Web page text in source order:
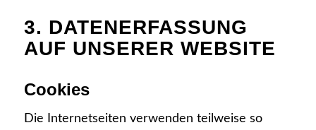
3. DATENERFASSUNG
AUF UNSERER WEBSITE
Cookies
Die Internetseiten verwenden teilweise so